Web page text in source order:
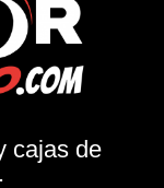
cajas de